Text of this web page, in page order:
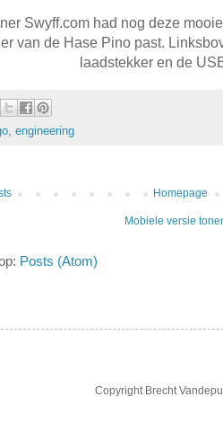
Swyff.com had nog deze
van de Hase Pino past.
laadstekker en de
, engineering
Homepage
Mobiele versie
Posts (Atom)
Copyright Brecht